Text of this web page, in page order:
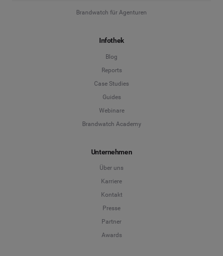
Brandwatch für Agenturen
Infothek
Blog
Reports
Case Studies
Guides
Webinare
Brandwatch Academy
Unternehmen
Über uns
Karriere
Kontakt
Presse
Partner
Awards